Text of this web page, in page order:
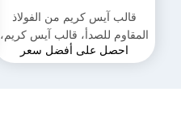
قالب آيس كريم من الفولاذ
المقاوم للصدأ، قالب آيس كريم،
قالب مصاصة، مكسيكانا باليتا
احصل على أفضل سعر